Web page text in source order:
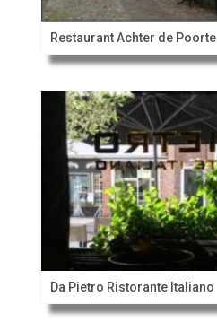
Restaurant Achter de Poorte
Da Pietro Ristorante Italiano